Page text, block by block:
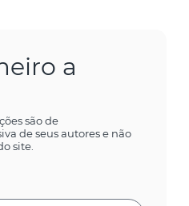
a
são de
de seus autores e não
site.